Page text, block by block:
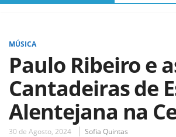
MÚSICA
Paulo Ribeiro e
Cantadeiras de
Alentejana na
30 de Agosto, 2024 Sofia Quintas